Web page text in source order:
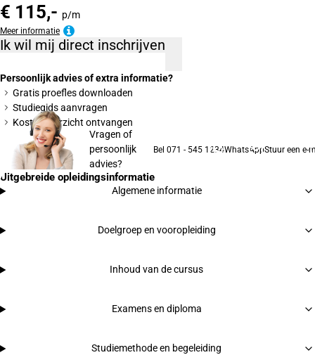
€ 115,- p/m
Meer informatie
Ik wil mij direct inschrijven
Persoonlijk advies of extra informatie?
Gratis proefles downloaden
Studiegids aanvragen
Kostenoverzicht ontvangen
Vragen of
persoonlijk
advies?
Bel 071 - 545 1234WhatsAppStuur een e-
Uitgebreide opleidingsinformatie
Algemene informatie
Doelgroep en vooropleiding
Inhoud van de cursus
Examens en diploma
Studiemethode en begeleiding